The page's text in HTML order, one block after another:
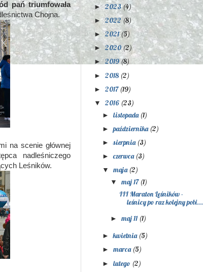
pań triumfowała
Chojna.
na scenie głównej
nadleśniczego
Leśników.
►2023(4)
►2022 (8)
►2021(5)
► 2020(2)
► 2019(8)
► 2018 (2)
► 2017 (19)
▼ 2016 (23)
►listopada (1)
►października (2)
►sierpnia (3)
►czerwca (3)
▼maja (2)
▼maj 17 (1)
III Maraton Leśników -
leśnicy po raz kolejny pobi...
►maj 11 (1)
►kwietnia (5)
►marca (5)
►lutego (2)